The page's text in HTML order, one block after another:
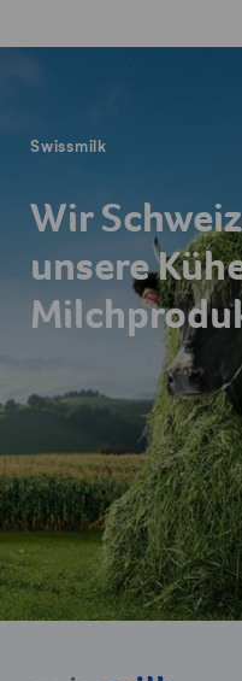
Swissmilk
Wir
unsere